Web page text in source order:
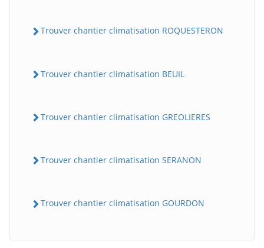
Trouver chantier climatisation ROQUESTERON
Trouver chantier climatisation BEUIL
Trouver chantier climatisation GREOLIERES
Trouver chantier climatisation SERANON
Trouver chantier climatisation GOURDON